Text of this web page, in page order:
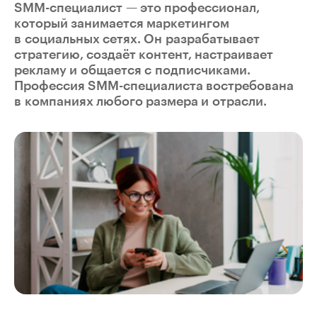
SMM-специалист — это профессионал,
который занимается маркетингом
в социальных сетях. Он разрабатывает
стратегию, создаёт контент, настраивает
рекламу и общается с подписчиками.
Профессия SMM-специалиста востребована
в компаниях любого размера и отрасли.